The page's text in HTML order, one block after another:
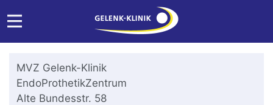
MVZ Gelenk-Klinik
EndoProthetikZentrum
Alte Bundesstr. 58